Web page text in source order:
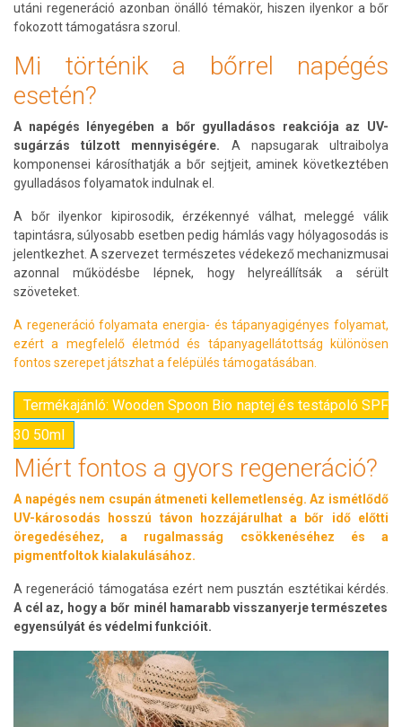
utáni regeneráció azonban önálló témakör, hiszen ilyenkor a bőr
fokozott támogatásra szorul.
Mi történik a bőrrel napégés
esetén?
A napégés lényegében a bőr gyulladásos reakciója az UV-
sugárzás túlzott mennyiségére. A napsugarak ultraibolya
komponensei károsíthatják a bőr sejtjeit, aminek következtében
gyulladásos folyamatok indulnak el.
A bőr ilyenkor kipirosodik, érzékennyé válhat, meleggé válik
tapintásra, súlyosabb esetben pedig hámlás vagy hólyagosodás is
jelentkezhet. A szervezet természetes védekező mechanizmusai
azonnal működésbe lépnek, hogy helyreállítsák a sérült
szöveteket.
A regeneráció folyamata energia- és tápanyagigényes folyamat,
ezért a megfelelő életmód és tápanyagellátottság különösen
fontos szerepet játszhat a felépülés támogatásában.
Termékajánló: Wooden Spoon Bio naptej és testápoló SPF
30 50ml
Miért fontos a gyors regeneráció?
A napégés nem csupán átmeneti kellemetlenség. Az ismétlődő
UV-károsodás hosszú távon hozzájárulhat a bőr idő előtti
öregedéséhez, a rugalmasság csökkenéséhez és a
pigmentfoltok kialakulásához.
A regeneráció támogatása ezért nem pusztán esztétikai kérdés.
A cél az, hogy a bőr minél hamarabb visszanyerje természetes
egyensúlyát és védelmi funkcióit.